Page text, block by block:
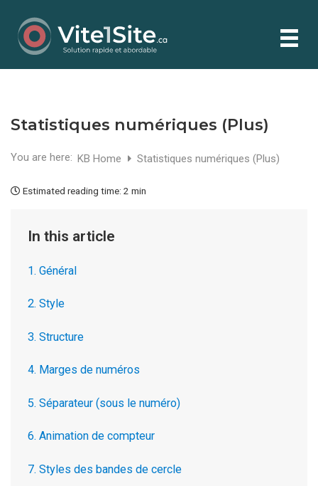
Statistiques numériques (Plus)
You are here: KB Home Statistiques numériques (Plus)
Estimated reading time: 2 min
In this article
1. Général
2. Style
3. Structure
4. Marges de numéros
5. Séparateur (sous le numéro)
6. Animation de compteur
7. Styles des bandes de cercle